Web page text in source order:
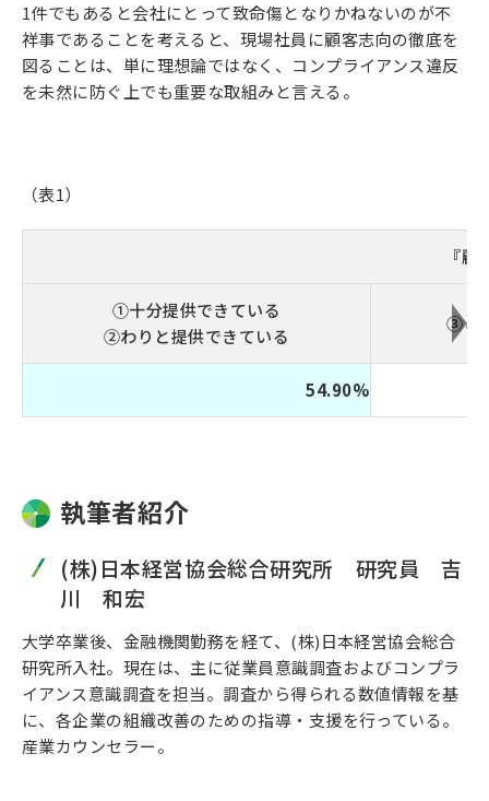
1件でもあると会社にとって致命傷となりかねないのが不
祥事であることを考えると、現場社員に顧客志向の徹底を
図ることは、単に理想論ではなく、コンプライアンス違反
を未然に防ぐ上でも重要な取組みと言える。
（表1）
『
①十分提供できている
②わりと提供できている
③ど
54.90%
執筆者紹介
(株)日本経営協会総合研究所 研究員 吉
川 和宏
大学卒業後、金融機関勤務を経て、(株)日本経営協会総合
研究所入社。現在は、主に従業員意識調査およびコンプラ
イアンス意識調査を担当。調査から得られる数値情報を基
に、各企業の組織改善のための指導・支援を行っている。
産業カウンセラー。